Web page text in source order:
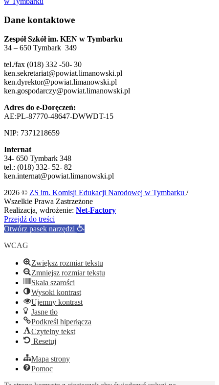
Dane kontaktowe
Zespół Szkół im. KEN w Tymbarku
34 – 650 Tymbark 349
tel./fax (018) 332 -50- 30
ken.sekretariat@powiat.limanowski.pl
ken.dyrektor@powiat.limanowski.pl
ken.gospodarczy@powiat.limanowski.pl
Adres do e-Doręczeń:
AE:PL-87770-48647-DWWDT-15
NIP: 7371218659
Internat
34- 650 Tymbark 348
tel.: (018) 332- 52- 82
ken.internat@powiat.limanowski.pl
2026 © ZS im. Komisji Edukacji Narodowej w Tymbarku /
Wszelkie Prawa Zastrzeżone
Realizacja, wdrożenie: Net-Factory
Przejdź do treści
Otwórz pasek narzędzi
WCAG
Zwiększ rozmiar tekstu
Zmniejsz rozmiar tekstu
Skala szarości
Wysoki kontrast
Ujemny kontrast
Jasne tło
Podkreśl hiperłącza
Czytelny tekst
Resetuj
Mapa strony
Pomoc